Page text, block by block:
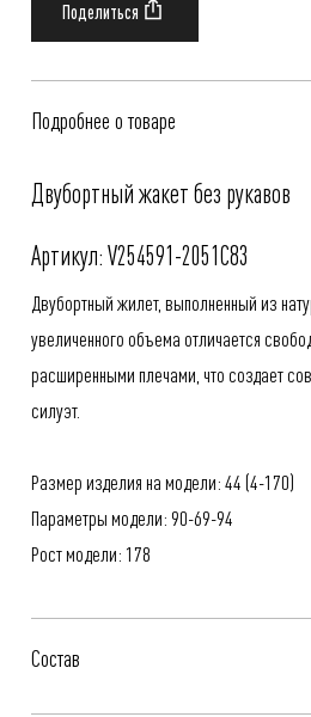
Подробнее о товаре
Двубортный жакет без рукавов
Артикул: V254591-2051C83
Двубортный жилет, выполненный из
увеличенного объема отличается
расширенными плечами, что создает
силуэт.
Размер изделия на модели: 44 (4-170)
Параметры модели: 90-69-94
Рост модели: 178
Состав